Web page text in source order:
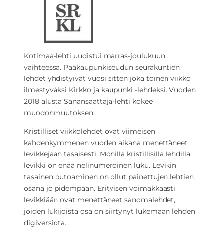
Kotimaa-lehti uudistui marras-joulukuun
vaihteessa. Pääkaupunkiseudun seurakuntien
lehdet yhdistyivät vuosi sitten joka toinen viikko
ilmestyväksi Kirkko ja kaupunki -lehdeksi. Vuoden
2018 alusta Sanansaattaja-lehti kokee
muodonmuutoksen.
Kristilliset viikkolehdet ovat viimeisen
kahdenkymmenen vuoden aikana menettäneet
levikkejään tasaisesti. Monilla kristillisillä lehdillä
levikki on enää nelinumeroinen luku. Levikin
tasainen putoaminen on ollut painettujen lehtien
osana jo pidempään. Erityisen voimakkaasti
levikkiään ovat menettäneet sanomalehdet,
joiden lukijoista osa on siirtynyt lukemaan lehden
digiversiota.